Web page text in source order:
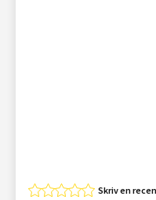
Skriv en